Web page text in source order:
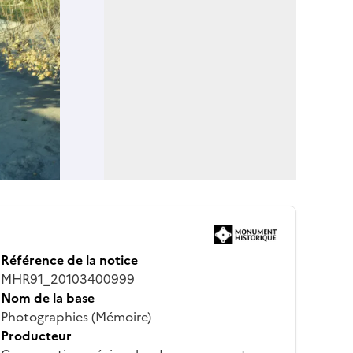
Référence de la notice
MHR91_20103400999
Nom de la base
Photographies (Mémoire)
Producteur